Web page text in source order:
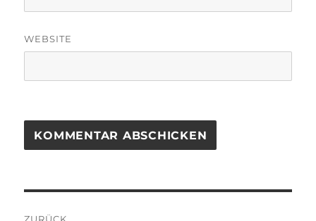
WEBSITE